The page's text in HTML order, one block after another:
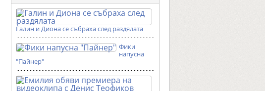
Галин и Диона се събраха след раздялата
Фики
напусна
"Пайнер"